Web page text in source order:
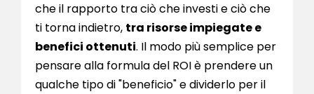
che il rapporto tra ciò che investi e ciò che
ti torna indietro, tra risorse impiegate e
benefici ottenuti. Il modo più semplice per
pensare alla formula del ROI è prendere un
qualche tipo di "beneficio" e dividerlo per il